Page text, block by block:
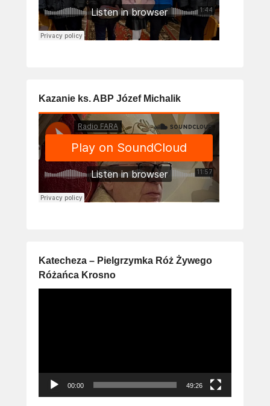
Kazanie ks. ABP Józef Michalik
Katecheza – Pielgrzymka Róż Żywego
Różańca Krosno
00:00 49:26